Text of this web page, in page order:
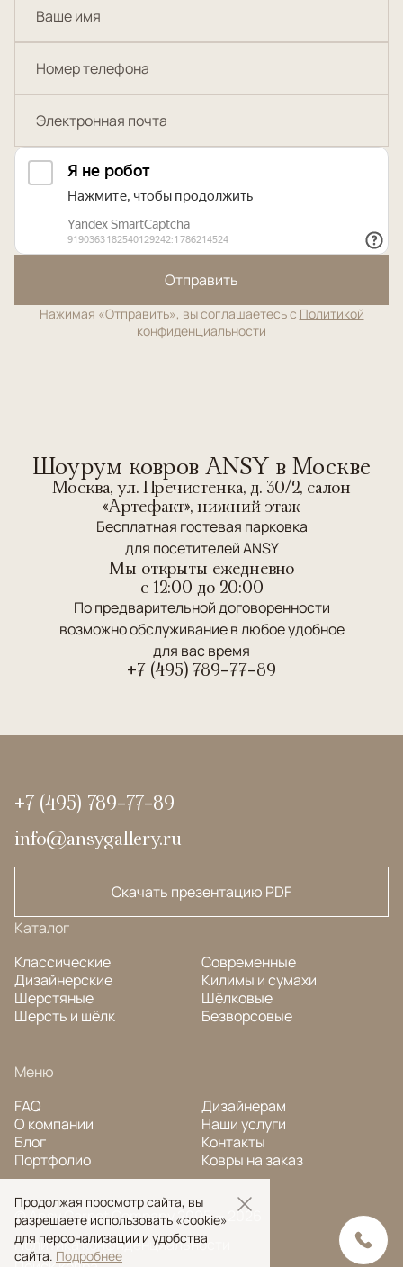
Отправить
Нажимая «Отправить», вы соглашаетесь с Политикой
конфиденциальности
Шоурум ковров ANSY в Москве
Москва, ул. Пречистенка, д. 30/2, салон
«Артефакт», нижний этаж
Бесплатная гостевая парковка
для посетителей ANSY
Мы открыты ежедневно
c 12:00 до 20:00
По предварительной договоренности
возможно обслуживание в любое удобное
для вас время
+7 (495) 789-77-89
+7 (495) 789-77-89
info@ansygallery.ru
Скачать презентацию PDF
Каталог
Классические
Дизайнерские
Шерстяные
Шерсть и шёлк
Современные
Килимы и сумахи
Шёлковые
Безворсовые
Меню
FAQ
О компании
Блог
Портфолио
Дизайнерам
Наши услуги
Контакты
Ковры на заказ
© Ansy Carpet Company 2005 — 2026
Политика конфиденциальности
Продолжая просмотр сайта, вы
разрешаете использовать «cookie»
для персонализации и удобства
сайта. Подробнее